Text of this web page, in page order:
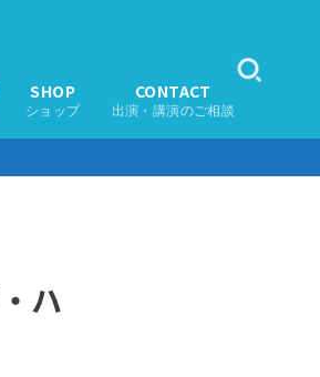
SHOP
ショップ
CONTACT
出演・講演のご相談
ハ